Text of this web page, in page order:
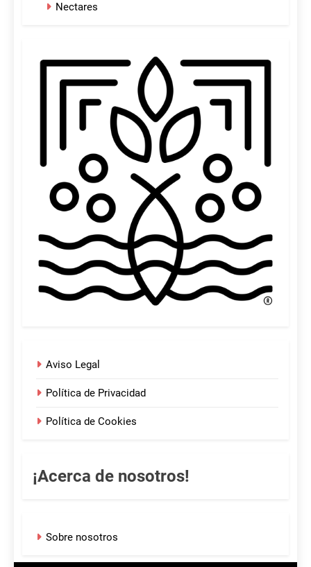
Nectares
Aviso Legal
Política de Privacidad
Política de Cookies
¡Acerca de nosotros!
Sobre nosotros